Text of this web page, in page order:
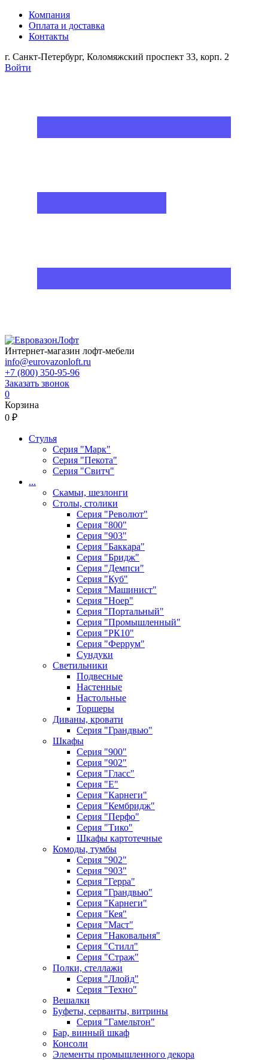
Компания
Оплата и доставка
Контакты
г. Санкт-Петербург, Коломяжский проспект 33, корп. 2
Войти
Интернет-магазин лофт-мебели
info@eurovazonloft.ru
+7 (800) 350-95-96
Заказать звонок
0
Корзина
0 ₽
Стулья
Серия "Марк"
Серия "Пекота"
Серия "Свитч"
...
Скамьи, шезлонги
Столы, столики
Серия "Револют"
Серия "800"
Серия "903"
Серия "Баккара"
Серия "Бридж"
Серия "Демпси"
Серия "Куб"
Серия "Машинист"
Серия "Ноер"
Серия "Портальный"
Серия "Промышленный"
Серия "РК10"
Серия "Феррум"
Сундуки
Светильники
Подвесные
Настенные
Настольные
Торшеры
Диваны, кровати
Серия "Грандвью"
Шкафы
Серия "900"
Серия "902"
Серия "Гласс"
Серия "Е"
Серия "Карнеги"
Серия "Кембридж"
Серия "Перфо"
Серия "Тико"
Шкафы картотечные
Комоды, тумбы
Серия "902"
Серия "903"
Серия "Герра"
Серия "Грандвью"
Серия "Карнеги"
Серия "Кея"
Серия "Маст"
Серия "Наковальня"
Серия "Стилл"
Серия "Страж"
Полки, стеллажи
Серия "Ллойд"
Серия "Техно"
Вешалки
Буфеты, серванты, витрины
Серия "Гамельтон"
Бар, винный шкаф
Консоли
Элементы промышленного декора